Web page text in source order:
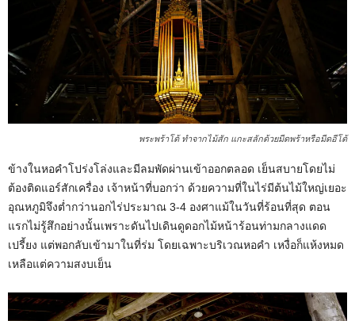
พระพร้าโต้ ทำจากไม้สัก แกะสลักด้วยมีดพร้าหรือมีดอีโต้
ข้างในหอคำโปร่งโล่งและมีลมพัดผ่านเข้าออกตลอด เย็นสบายโดยไม่
ต้องติดแอร์สักเครื่อง เจ้าหน้าที่บอกว่า ด้วยความที่ในไร่มีต้นไม้ใหญ่เยอะ
อุณหภูมิจึงต่ำกว่านอกไร่ประมาณ 3-4 องศาแม้ในวันที่ร้อนที่สุด ตอน
แรกไม่รู้สึกอย่างนั้นเพราะดันไปเดินดูดอกไม้หน้าร้อนท่ามกลางแดด
เปรี้ยง แต่พอกลับเข้ามาในที่ร่ม โดยเฉพาะบริเวณหอคำ เหงื่อก็แห้งหมด
เหลือแต่ความสงบเย็น